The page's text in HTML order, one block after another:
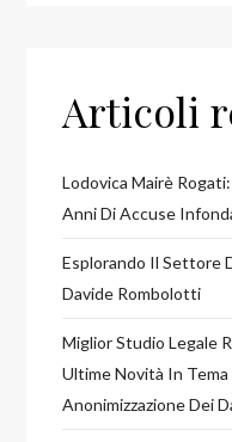
Articoli
Lodovica Mairè
Anni Di Accuse
Esplorando Il Settore
Davide Rombolotti
Miglior Studio Legale
Ultime Novità In Tema
Anonimizzazione Dei